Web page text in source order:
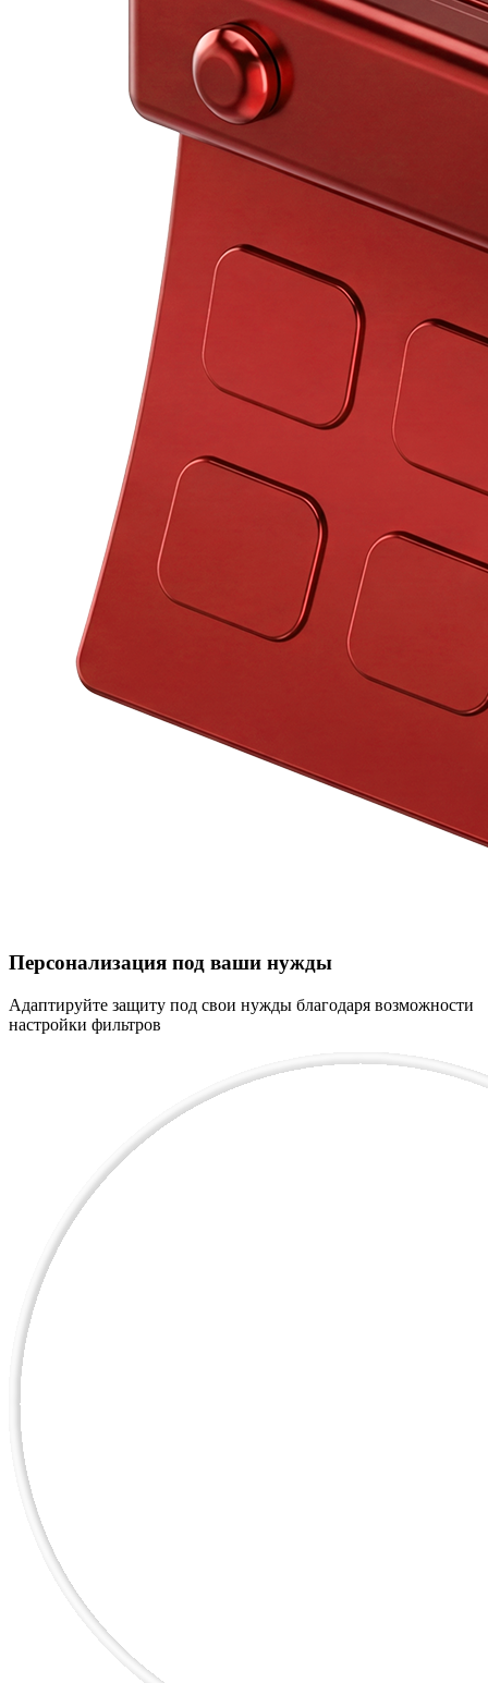
Персонализация под ваши нужды
Адаптируйте защиту под свои нужды благодаря возможности
настройки фильтров